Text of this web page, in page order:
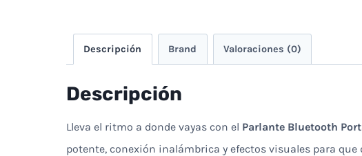
Descripción Brand Valoraciones (0)
Descripción
Lleva el ritmo a donde vayas con el Parlante Bluetooth
potente, conexión inalámbrica y efectos visuales para